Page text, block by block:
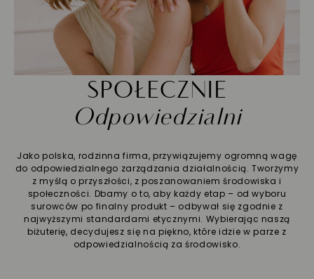
SPOŁECZNIE
Odpowiedzialni
Jako polska, rodzinna firma, przywiązujemy ogromną wagę
do odpowiedzialnego zarządzania działalnością. Tworzymy
z myślą o przyszłości, z poszanowaniem środowiska i
społeczności. Dbamy o to, aby każdy etap – od wyboru
surowców po finalny produkt – odbywał się zgodnie z
najwyższymi standardami etycznymi. Wybierając naszą
biżuterię, decydujesz się na piękno, które idzie w parze z
odpowiedzialnością za środowisko.